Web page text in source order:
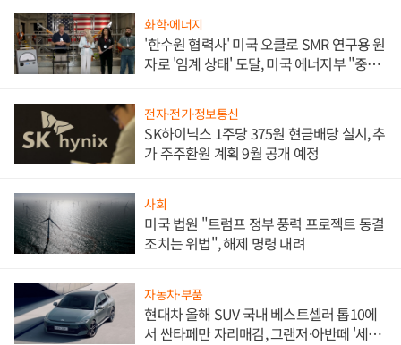
화학·에너지
'한수원 협력사' 미국 오클로 SMR 연구용 원
자로 '임계 상태' 도달, 미국 에너지부 "중요
전자·전기·정보통신
SK하이닉스 1주당 375원 현금배당 실시, 추
가 주주환원 계획 9월 공개 예정
사회
미국 법원 "트럼프 정부 풍력 프로젝트 동결
조치는 위법", 해제 명령 내려
자동차·부품
현대차 올해 SUV 국내 베스트셀러 톱10에
서 싼타페만 자리매김, 그랜저·아반떼 '세단